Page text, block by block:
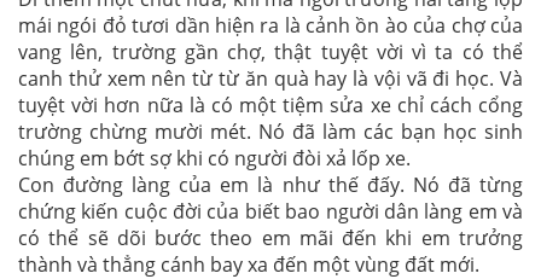
mái ngói đỏ tươi dần hiện ra là cảnh ồn ào của chợ của
vang lên, trường gần chợ, thật tuyệt vời vì ta có thể
canh thử xem nên từ từ ăn quà hay là vội vã đi học. Và
tuyệt vời hơn nữa là có một tiệm sửa xe chỉ cách cổng
trường chừng mười mét. Nó đã làm các bạn học sinh
chúng em bớt sợ khi có người đòi xả lốp xe.
Con đường làng của em là như thế đấy. Nó đã từng
chứng kiến cuộc đời của biết bao người dân làng em và
có thể sẽ dõi bước theo em mãi đến khi em trưởng
thành và thẳng cánh bay xa đến một vùng đất mới.